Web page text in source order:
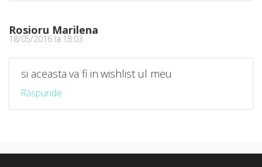
Rosioru Marilena
18/05/2016 la 18:03
si aceasta va fi in wishlist ul meu
Răspunde